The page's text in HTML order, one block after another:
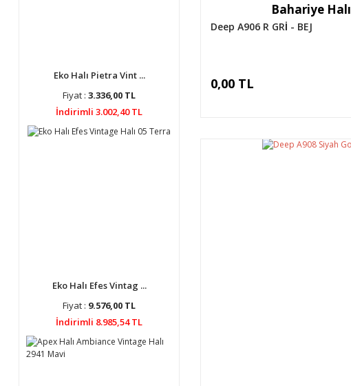
Eko Halı Pietra Vint ...
Fiyat : 3.336,00 TL
İndirimli 3.002,40 TL
Eko Halı Efes Vintag ...
Fiyat : 9.576,00 TL
İndirimli 8.985,54 TL
Bahariye Halı
Deep A906 R GRİ - BEJ
0,00 TL